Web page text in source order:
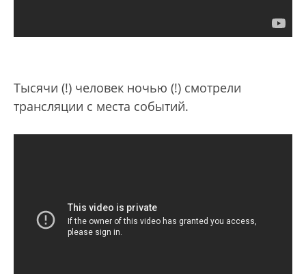
Тысячи (!) человек ночью (!) смотрели
трансляции с места событий.